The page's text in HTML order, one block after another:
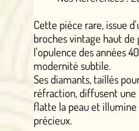
Cette pièce rare, issue
broches vintage haut de
l'opulence des années
modernité subtile.
Ses diamants, taillés
réfraction, diffusent
flatte la peau et
précieux.